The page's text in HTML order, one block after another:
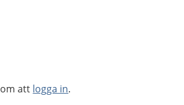
att logga in.